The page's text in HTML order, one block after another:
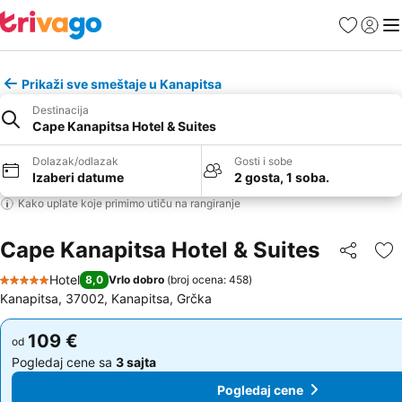
FavoritiPrijavi
Prikaži sve smeštaje u Kanapitsa
Destinacija
Cape Kanapitsa Hotel & Suites
Dolazak/odlazak
Izaberi datume
Gosti i sobe
2 gosta, 1 soba.
Kako uplate koje primimo utiču na rangiranje
Cape Kanapitsa Hotel & Suites Deli
5 Zvezdice
Hotel 8,0 Vrlo dobro (broj ocena: 458)
Kanapitsa, 37002, Kanapitsa, Grčka
od 109 €
Pogledaj cene sa 3 sajta
Pogledaj cene
od 109 €
Pogledaj cene sa 3 sajta
Pogledaj cene